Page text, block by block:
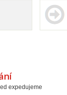
expedujeme